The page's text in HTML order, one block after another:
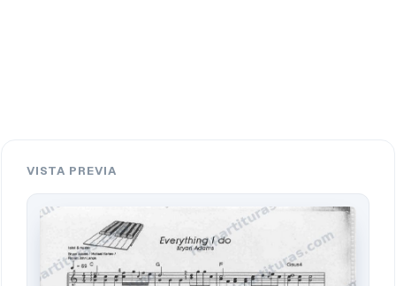
VISTA PREVIA